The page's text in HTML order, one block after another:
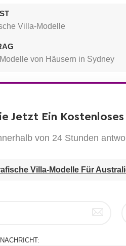
Villa-Modelle
von Häusern in Sydney
Jetzt Ein
von 24 Stunden
Villa-Modelle Für